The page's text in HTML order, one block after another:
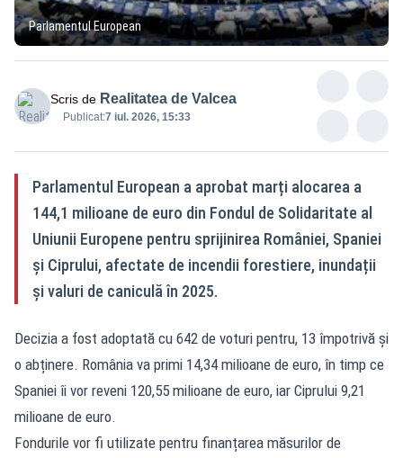
Parlamentul European
Scris de Realitatea de Valcea
Publicat:7 iul. 2026, 15:33
Parlamentul European a aprobat marți alocarea a
144,1 milioane de euro din Fondul de Solidaritate al
Uniunii Europene pentru sprijinirea României, Spaniei
și Ciprului, afectate de incendii forestiere, inundații
și valuri de caniculă în 2025.
Decizia a fost adoptată cu 642 de voturi pentru, 13 împotrivă și
o abținere. România va primi 14,34 milioane de euro, în timp ce
Spaniei îi vor reveni 120,55 milioane de euro, iar Ciprului 9,21
milioane de euro.
Fondurile vor fi utilizate pentru finanțarea măsurilor de